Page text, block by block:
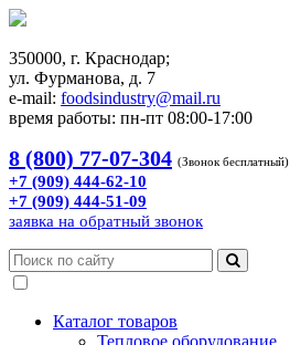
350000, г. Краснодар;
ул. Фурманова, д. 7
e-mail: foodsindustry@mail.ru
время работы: пн-пт 08:00-17:00
8 (800) 77-07-304 (Звонок бесплатный)
+7 (909) 444-62-10
+7 (909) 444-51-09
заявка на обратный звонок
Каталог товаров
Тепловое оборудование